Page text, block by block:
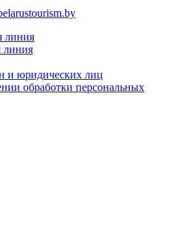
линия
линия
и юридических лиц
обработки персональных